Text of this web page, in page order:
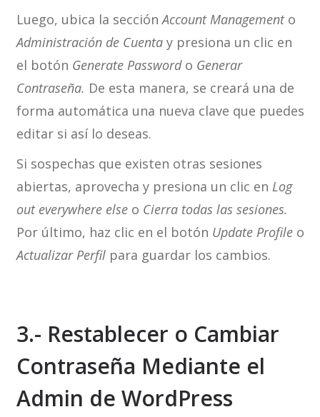
Luego, ubica la secciónAccount Management o
Administración de Cuentay presiona un clic en
el botón Generate Passwordo Generar
Contraseña. De esta manera, se creará una de
forma automática una nueva clave que puedes
editar si así lo deseas.
Si sospechas que existen otras sesiones
abiertas, aprovecha y presiona un clic en Log
out everywhere else o Cierra todas las sesiones.
Por último, haz clic en el botón Update Profile o
Actualizar Perfilpara guardar los cambios.
3.- Restablecer o Cambiar
Contraseña Mediante el
Admin de WordPress